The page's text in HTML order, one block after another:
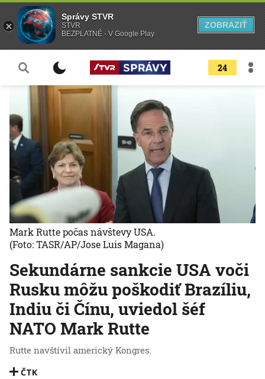
24
Sekundárne sankcie USA voči
Rusku môžu poškodiť Brazíliu,
Indiu či Čínu, uviedol šéf
NATO Mark Rutte
Rutte navštívil americký Kongres.
ČTK
Mark Rutte počas návštevy USA.
(Foto: TASR/AP/Jose Luis Magana)
Správy STVR
STVR
BEZPLATNÉ - V Google Play
ZOBRAZIŤ